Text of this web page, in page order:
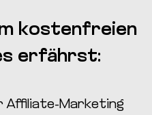
kostenfreien
erfährst:
Affiliate-Marketing